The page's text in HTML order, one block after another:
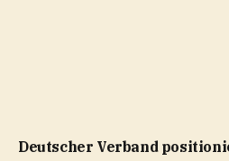
Deutscher Verband